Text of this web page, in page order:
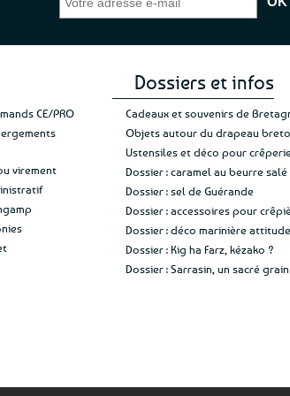
sont disponibles en ligne, avec une livraison
s'invitent, mais elles n'en resteront pas moins
délicieuses ;)
un endroit frais et sec, ils gardent tout leur
pendant quelques temps.
bretons, simples et indémodables, méritent
de choix à l’heure du goûter !
Ne changez rien”Jade C.
commande, mais
CE/PRO
virement
Dossiers et infos
Cadeaux et souvenirs de
Objets autour du drapeau
Ustensiles et déco pour
Dossier : caramel au beurre salé
Dossier : sel de Guérande
Dossier : accessoires pour
Dossier : déco marinière attitude
Dossier : Kig ha Farz, kézako ?
Dossier : Sarrasin, un sacré